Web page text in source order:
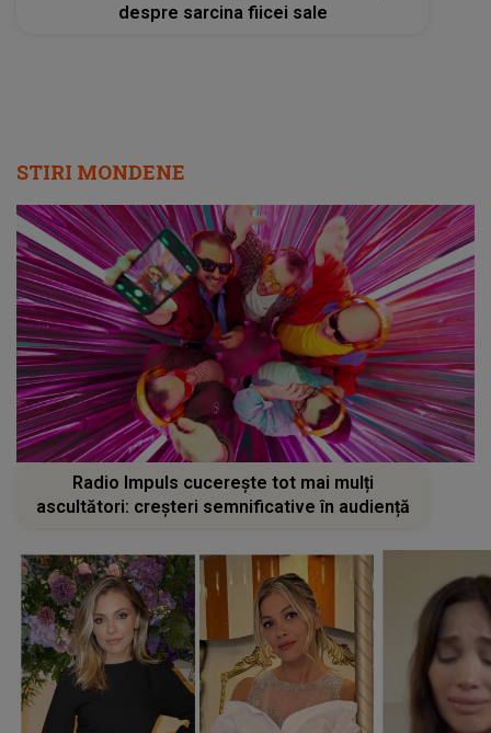
despre sarcina fiicei sale
STIRI MONDENE
Radio Impuls cucerește tot mai mulți
ascultători: creșteri semnificative în audiență